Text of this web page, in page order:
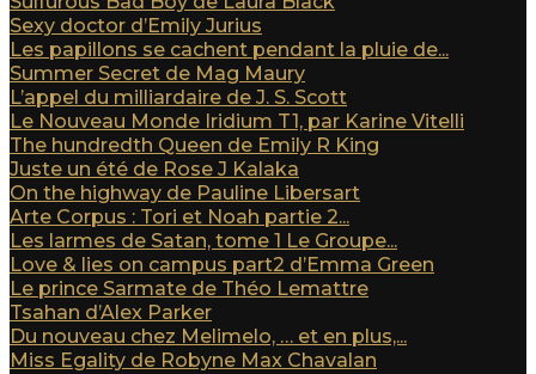
Sexy doctor d’Emily Jurius
Les papillons se cachent pendant la pluie de...
Summer Secret de Mag Maury
L’appel du milliardaire de J. S. Scott
Le Nouveau Monde Iridium T1, par Karine Vitelli
The hundredth Queen de Emily R King
Juste un été de Rose J Kalaka
On the highway de Pauline Libersart
Arte Corpus : Tori et Noah partie 2...
Les larmes de Satan, tome 1 Le Groupe...
Love & lies on campus part2 d’Emma Green
Le prince Sarmate de Théo Lemattre
Tsahan d’Alex Parker
Du nouveau chez Melimelo, … et en plus,...
Miss Egality de Robyne Max Chavalan